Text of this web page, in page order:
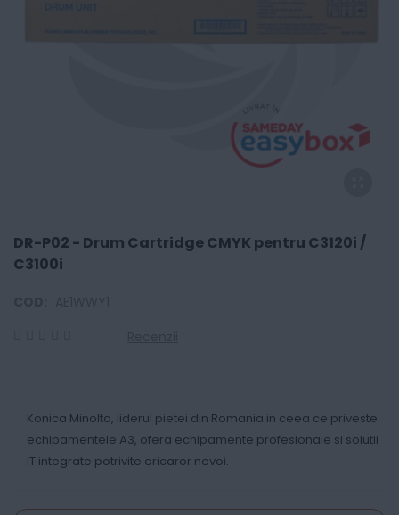
DR-P02 - Drum Cartridge CMYK pentru C3120i /
C3100i
Konica Minolta, liderul pietei din Romania in ceea ce priveste
echipamentele A3, ofera echipamente profesionale si solutii
IT integrate potrivite oricaror nevoi.